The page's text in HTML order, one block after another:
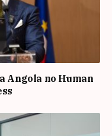
Angola no Human